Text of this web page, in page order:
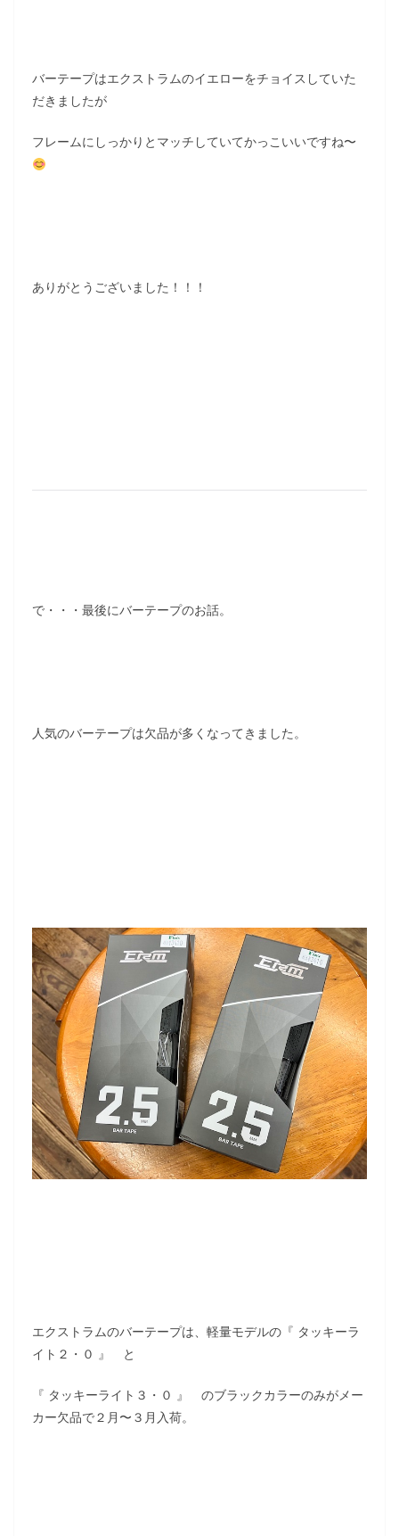
バーテープはエクストラムのイエローをチョイスしていた
だきましたが
フレームにしっかりとマッチしていてかっこいいですね〜
ありがとうございました！！！
で・・・最後にバーテープのお話。
人気のバーテープは欠品が多くなってきました。
エクストラムのバーテープは、軽量モデルの『 タッキーラ
イト２・０ 』 と
『 タッキーライト３・０ 』 のブラックカラーのみがメー
カー欠品で２月〜３月入荷。